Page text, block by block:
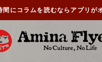
にコラムを読むならアプリが